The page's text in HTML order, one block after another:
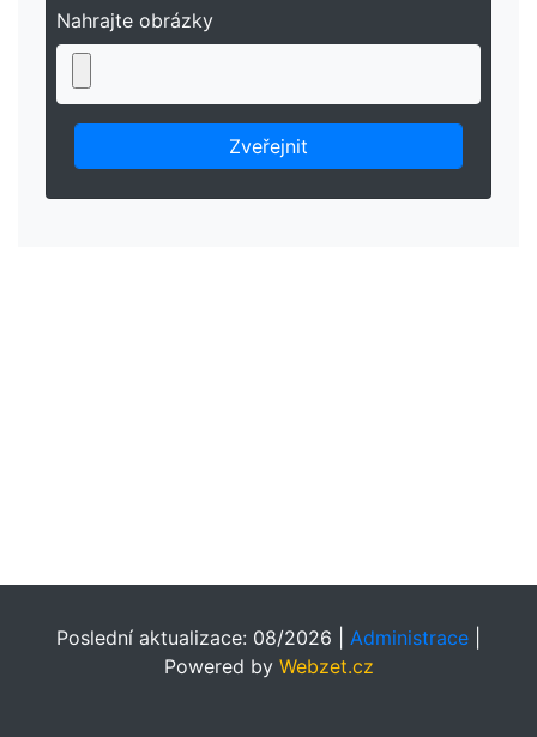
Nahrajte obrázky
Poslední aktualizace: 08/2026 | Administrace
Powered by Webzet.cz